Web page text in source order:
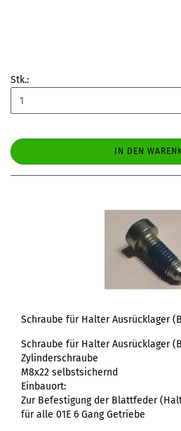
Stk.:
IN DEN
Schraube für Halter Ausrücklager
Schraube für Halter Ausrücklager
Zylinderschraube
M8x22 selbstsichernd
Einbauort:
Zur Befestigung der Blattfeder
für alle 01E 6 Gang Getriebe